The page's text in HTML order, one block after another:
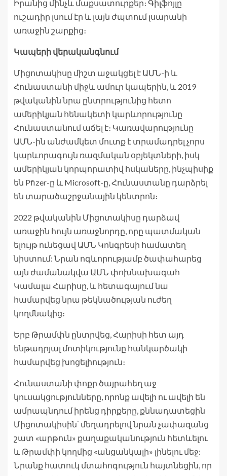
Իրանից մինչև մաքսատուրքեր։ Գիլֆոյլը
ուշադիր լսում էր և լայն ժպտում լսարանի
առաջին շարքից։
Կապերի վերականգնում
Միցոտակիսը միշտ աջակցել է ԱՄՆ-ի և
Հունաստանի միջև ամուր կապերին, և 2019
թվականին նրա ընտրությունից հետո
ամերիկյան հենակետի կարևորությունը
Հունաստանում աճել է։ Կառավարությունը
ԱՄՆ-ին անժամկետ մուտք է տրամադրել չորս
կարևորագույն ռազմական օբյեկտների, իսկ
ամերիկյան կորպորատիվ հսկաները, ինչպիսիք
են Pfizer-ը և Microsoft-ը, Հունաստանը դարձրել
են տարածաշրջանային կենտրոն։
2022 թվականին Միցոտակիսը դարձավ
առաջին հույն առաջնորդը, որը պատմական
ելույթ ունեցավ ԱՄՆ Կոնգրեսի համատեղ
նիստում: Նրան ոգևորությամբ ծափահարեց
այն ժամանակվա ԱՄՆ փոխնախագահ
Կամալա Հարիսը, և հետագայում նա
համարվեց նրա թեկնածության ուժեղ
կողմնակից։
Երբ Թրամփն ընտրվեց, Հարիսի հետ այդ
ենթադրյալ մոտիկությունը հանկարծակի
համարվեց խոցելիություն։
Հունաստանի փոքր ծայրահեղ աջ
կուսակցությունները, որոնք ավելի ու ավելի են
ամրապնդում իրենց դիրքերը, քննադատեցին
Միցոտակիսին՝ մեղադրելով նրան չափազանց
շատ «արթուն» քաղաքականություն հետևելու
և Թրամփի կողմից «անցանկալի» լինելու մեջ:
Նրանք հատուկ մտահոգություն հայտնեցին, որ